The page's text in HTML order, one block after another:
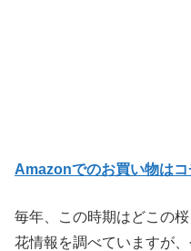
Amazonでのお買い物はコ
毎年、この時期はどこの
花情報を調べていますが